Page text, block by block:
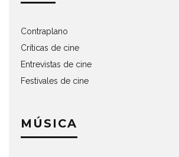
Contraplano
Críticas de cine
Entrevistas de cine
Festivales de cine
MÚSICA